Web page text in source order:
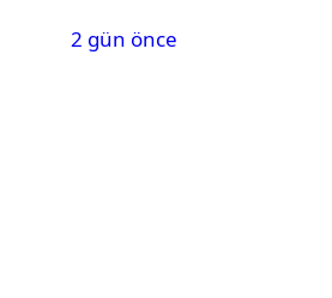
Karapınar hakkında
2 gün önce